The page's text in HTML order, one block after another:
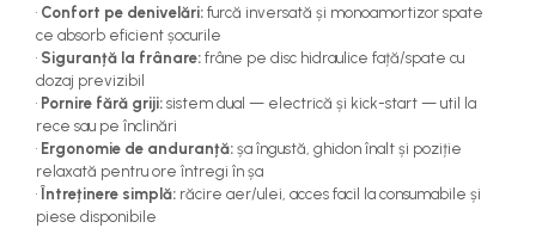
• Confort pe denivelări: furcă inversată și monoamortizor spate
ce absorb eficient șocurile
• Siguranță la frânare: frâne pe disc hidraulice față/spate cu
dozaj previzibil
• Pornire fără griji: sistem dual — electrică și kick-start — util la
rece sau pe înclinări
• Ergonomie de anduranță: șa îngustă, ghidon înalt și poziție
relaxată pentru ore întregi în șa
• Întreținere simplă: răcire aer/ulei, acces facil la consumabile și
piese disponibile